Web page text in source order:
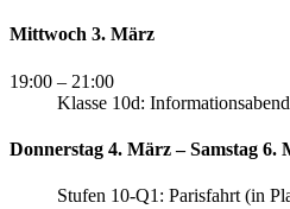
Mittwoch 3. März
19:00 – 21:00
Klasse 10d:
Donnerstag 4. März – Samstag 6.
Stufen 10-Q1: Parisfahrt (in